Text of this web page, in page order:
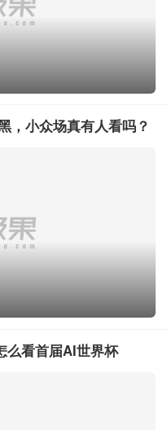
，小众场真有人看吗？
么看首届AI世界杯